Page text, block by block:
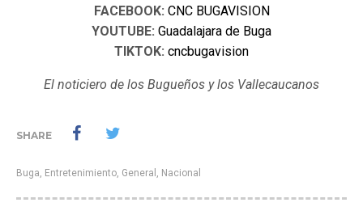
FACEBOOK: CNC BUGAVISION
YOUTUBE: Guadalajara de Buga
TIKTOK: cncbugavision
El noticiero de los Bugueños y los Vallecaucanos
SHARE
Buga, Entretenimiento, General , Nacional